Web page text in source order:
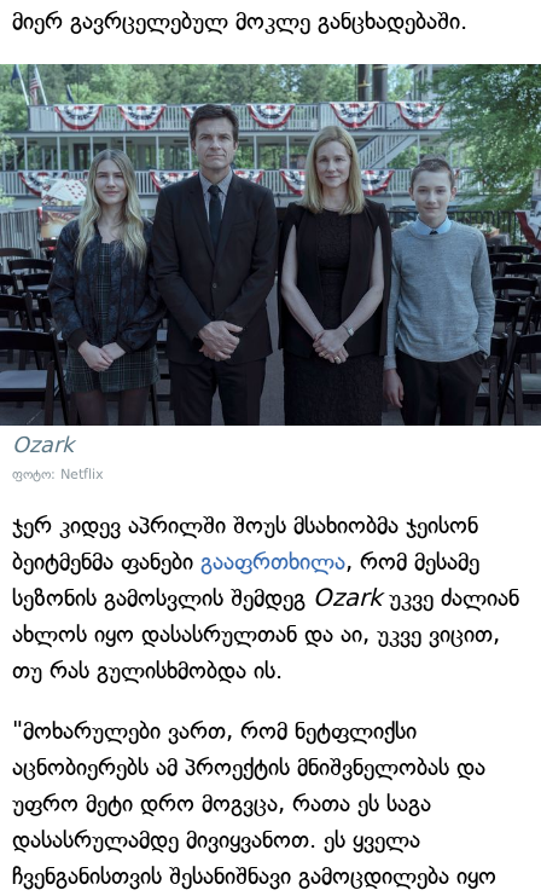
მიერ გავრცელებულ მოკლე განცხადებაში.
Ozark
ფოტო: Netflix
ჯერ კიდევ აპრილში შოუს მსახიობმა ჯეისონ
ბეიტმენმა ფანები გააფრთხილა, რომ მესამე
სეზონის გამოსვლის შემდეგ Ozarkუკვე ძალიან
ახლოს იყო დასასრულთან და აი, უკვე ვიცით,
თუ რას გულისხმობდა ის.
"მოხარულები ვართ, რომ ნეტფლიქსი
აცნობიერებს ამ პროექტის მნიშვნელობას და
უფრო მეტი დრო მოგვცა, რათა ეს საგა
დასასრულამდე მივიყვანოთ. ეს ყველა
ჩვენგანისთვის შესანიშნავი გამოცდილება იყო